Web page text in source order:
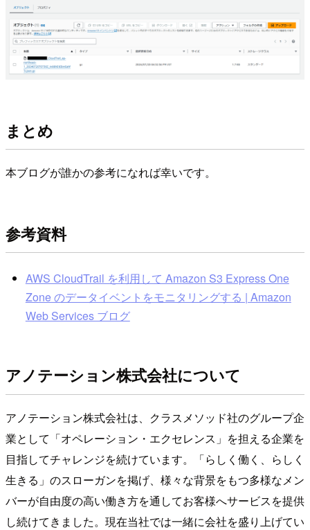
まとめ
本ブログが誰かの参考になれば幸いです。
参考資料
AWS CloudTrail を利用して Amazon S3 Express One
Zone のデータイベントをモニタリングする | Amazon
Web Services ブログ
アノテーション株式会社について
アノテーション株式会社は、クラスメソッド社のグループ企
業として「オペレーション・エクセレンス」を担える企業を
目指してチャレンジを続けています。「らしく働く、らしく
生きる」のスローガンを掲げ、様々な背景をもつ多様なメン
バーが自由度の高い働き方を通してお客様へサービスを提供
し続けてきました。現在当社では一緒に会社を盛り上げてい